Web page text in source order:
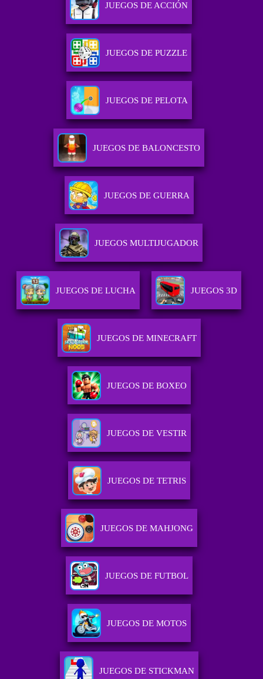
JUEGOS DE ACCIÓN
JUEGOS DE PUZZLE
JUEGOS DE PELOTA
JUEGOS DE BALONCESTO
JUEGOS DE GUERRA
JUEGOS MULTIJUGADOR
JUEGOS DE LUCHA JUEGOS 3D
JUEGOS DE MINECRAFT
JUEGOS DE BOXEO
JUEGOS DE VESTIR
JUEGOS DE TETRIS
JUEGOS DE MAHJONG
JUEGOS DE FUTBOL
JUEGOS DE MOTOS
JUEGOS DE STICKMAN